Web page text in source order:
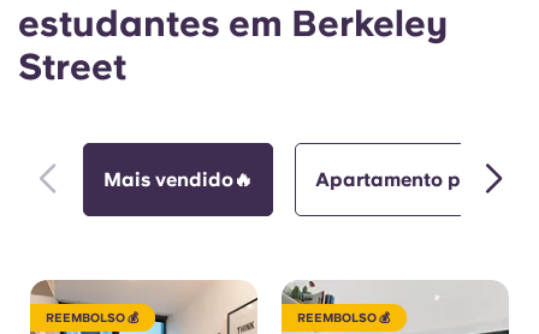
estudantes em Berkeley
Street
Mais vendido🔥 Apartamento
REEMBOLSO 💰 REEMBOLSO 💰